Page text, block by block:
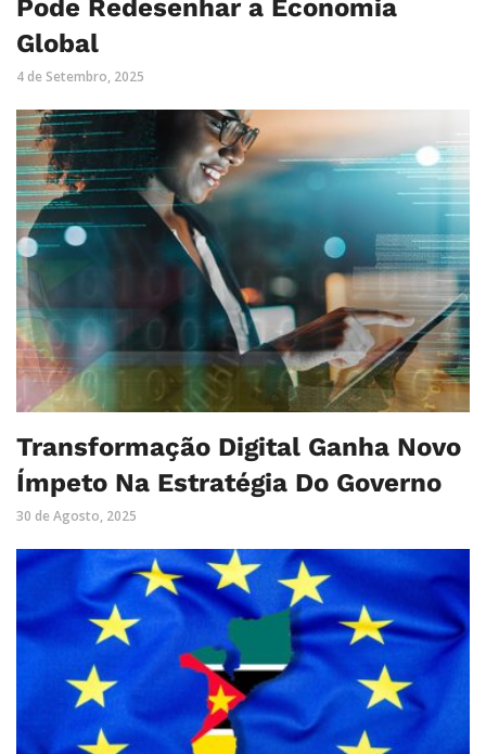
Pode Redesenhar a Economia
Global
4 de Setembro, 2025
Transformação Digital Ganha Novo
Ímpeto Na Estratégia Do Governo
30 de Agosto, 2025